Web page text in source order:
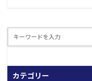
カテゴリー